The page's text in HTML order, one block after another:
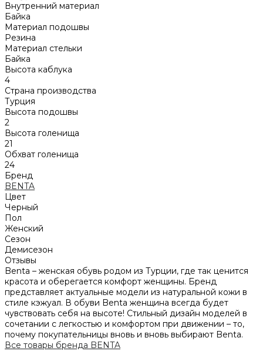
Внутренний материал
Байка
Материал подошвы
Резина
Материал стельки
Байка
Высота каблука
4
Страна производства
Турция
Высота подошвы
2
Высота голенища
21
Обхват голенища
24
Бренд
BENTA
Цвет
Черный
Пол
Женский
Сезон
Демисезон
Отзывы
Benta – женская обувь родом из Турции, где так ценится
красота и оберегается комфорт женщины. Бренд
представляет актуальные модели из натуральной кожи в
стиле кэжуал. В обуви Benta женщина всегда будет
чувствовать себя на высоте! Стильный дизайн моделей в
сочетании с легкостью и комфортом при движении – то,
почему покупательницы вновь и вновь выбирают Benta.
Все товары бренда BENTA